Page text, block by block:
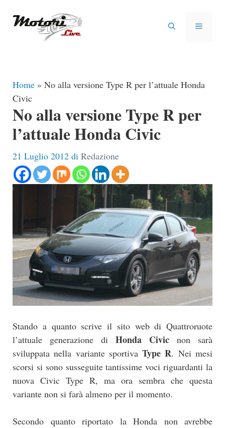
MENU
Home » No alla versione Type R per l’attuale Honda
Civic
No alla versione Type R per
l’attuale Honda Civic
21 Luglio 2012 di Redazione
Stando a quanto scrive il sito web di Quattroruote
l’attuale generazione di Honda Civic non sarà
sviluppata nella variante sportivaType R. Nei mesi
scorsi si sono susseguite tantissime voci riguardanti la
nuova Civic Type R, ma ora sembra che questa
variante non si farà almeno per il momento.
Secondo quanto riportato la Honda non avrebbe